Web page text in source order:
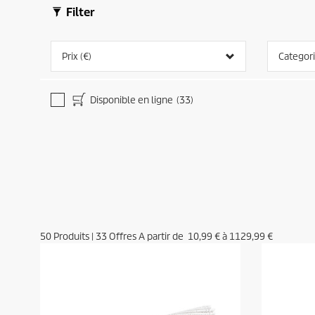
Filter
Prix (€)
Disponible en ligne (33)
50 Produits | 33 Offres A partir de 10,99 €à 1129,99 €